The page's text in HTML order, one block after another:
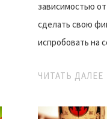
зависимостью
сделать свою
испробовать на
ЧИТАТЬ ДАЛЕЕ